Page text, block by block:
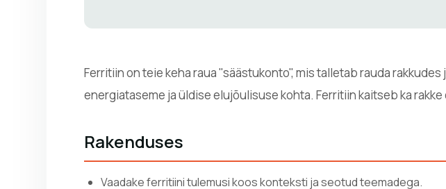
Ferritiin on teie keha raua "säästukonto", mis talletab rauda
energiataseme ja üldise elujõulisuse kohta. Ferritiin kaitseb ka
Rakenduses
Vaadake ferritiini tulemusi koos konteksti ja seotud teemadega.